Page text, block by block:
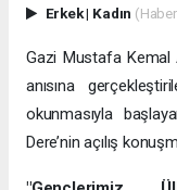
Erkek| Kadın
Gazi Mustafa Kemal
anısına
okunmasıyla
Dere’nin açılış